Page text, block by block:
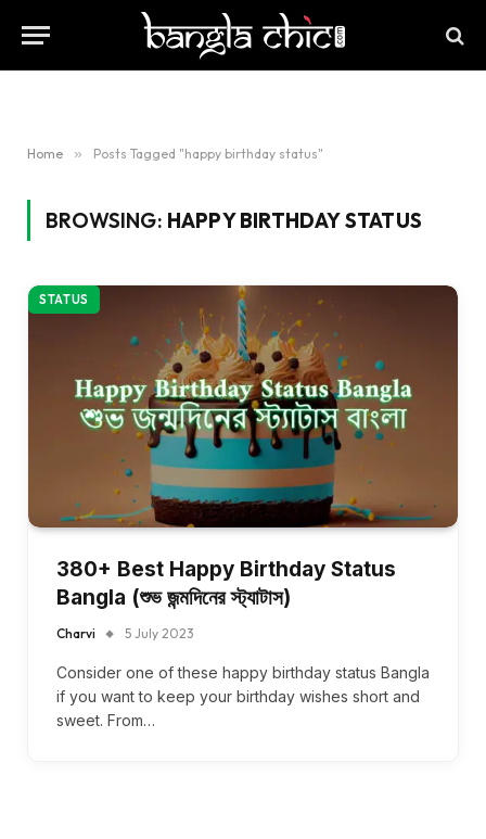
Home » Posts Tagged "happy birthday status"
BROWSING: HAPPY BIRTHDAY STATUS
STATUS
380+ Best Happy Birthday Status
Bangla (শুভ জন্মদিনের স্ট্যাটাস)
Charvi 5 July 2023
Consider one of these happy birthday status Bangla
if you want to keep your birthday wishes short and
sweet. From…